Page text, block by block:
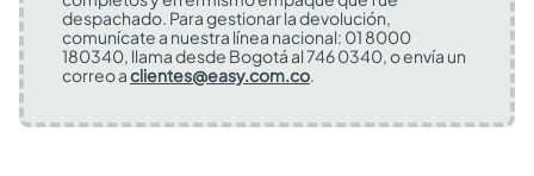
despachado. Para gestionar la devolución,
comunícate a nuestra línea nacional: 01 8000
180340, llama desde Bogotá al 746 0340, o envía un
correo aclientes@easy.com.co.